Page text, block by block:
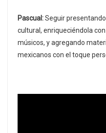
Pascual:Seguir
cultural, enriqueciéndola
músicos, y agregando
mexicanos con el toque